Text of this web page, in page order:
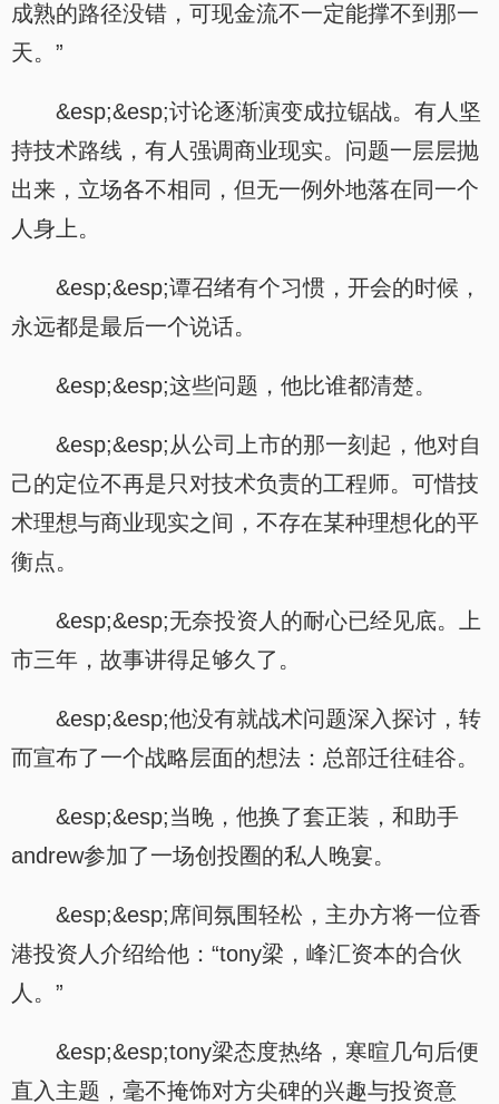
成熟的路径没错，可现金流不一定能撑不到那一
天。”
&esp;&esp;讨论逐渐演变成拉锯战。有人坚
持技术路线，有人强调商业现实。问题一层层抛
出来，立场各不相同，但无一例外地落在同一个
人身上。
&esp;&esp;谭召绪有个习惯，开会的时候，
永远都是最后一个说话。
&esp;&esp;这些问题，他比谁都清楚。
&esp;&esp;从公司上市的那一刻起，他对自
己的定位不再是只对技术负责的工程师。可惜技
术理想与商业现实之间，不存在某种理想化的平
衡点。
&esp;&esp;无奈投资人的耐心已经见底。上
市三年，故事讲得足够久了。
&esp;&esp;他没有就战术问题深入探讨，转
而宣布了一个战略层面的想法：总部迁往硅谷。
&esp;&esp;当晚，他换了套正装，和助手
andrew参加了一场创投圈的私人晚宴。
&esp;&esp;席间氛围轻松，主办方将一位香
港投资人介绍给他：“tony梁，峰汇资本的合伙
人。”
&esp;&esp;tony梁态度热络，寒暄几句后便
直入主题，毫不掩饰对方尖碑的兴趣与投资意